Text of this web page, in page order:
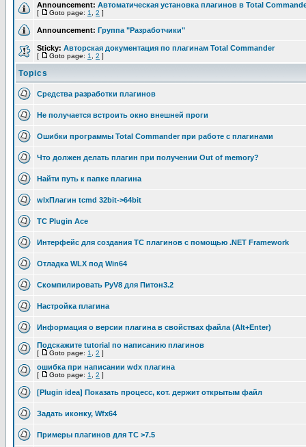
Announcement: Автоматическая установка плагинов в Total
[ Goto page: 1 2 ]
Announcement: Группа "Разработчики"
Sticky: Авторская документация по плагинам Total Commander
[ Goto page: 1 2 ]
Topics
Средства разработки плагинов
Не получается встроить окно внешней проги
Ошибки программы Total Commander при работе с плагинами
Что должен делать плагин при получении Out of memory?
Найти путь к папке плагина
wlxПлагин tcmd 32bit->64bit
TC Plugin Ace
Интерфейс для создания TC плагинов с помощью .NET Framework
Отладка WLX под Win64
Скомпилировать PyV8 для Питон3.2
Настройка плагина
Информация о версии плагина в свойствах файла (Alt+Enter)
Подскажите tutorial по написанию плагинов
[ Goto page: 1 2 ]
ошибка при написании wdx плагина
[ Goto page: 1 2 ]
[Plugin idea] Показать процесс, кот. держит открытым файл
Задать иконку, Wfx64
Примеры плагинов для TC >7.5